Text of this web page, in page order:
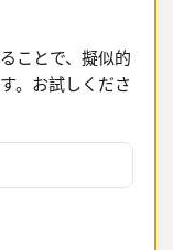
ことで、擬似的
。お試しくださ